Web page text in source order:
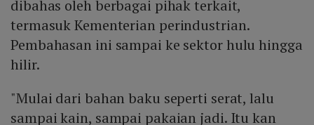
dibahas oleh berbagai pihak terkait,
termasuk Kementerian perindustrian.
Pembahasan ini sampai ke sektor hulu hingga
hilir.
"Mulai dari bahan baku seperti serat, lalu
sampai kain, sampai pakaian jadi. Itu kan